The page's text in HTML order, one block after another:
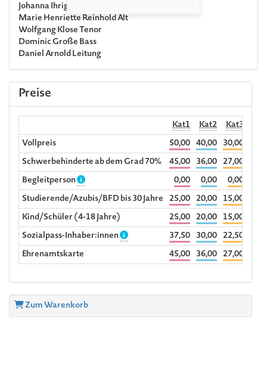
Johanna Ihrig
Marie Henriette ReinholdAlt
Wolfgang KloseTenor
Dominic Große Bass
Daniel ArnoldLeitung
Preise
Kat1 Kat2 Kat3
Vollpreis
50,00 40,00 30,00
Schwerbehinderte ab dem Grad 70%
45,00 36,00
27,00
Begleitperson
0,00 0,00
0,00
Studierende/Azubis/BFD bis 30 Jahre
25,00 20,00
15,00
Kind/Schüler (4-18 Jahre)
25,00 20,00
15,00
Sozialpass-Inhaber:innen
37,50 30,00
22,50
Ehrenamtskarte
45,00 36,00 27,00
Zum Warenkorb